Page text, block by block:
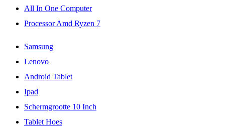
All In One Computer
Processor Amd Ryzen 7
Samsung
Lenovo
Android Tablet
Ipad
Schermgrootte 10 Inch
Tablet Hoes